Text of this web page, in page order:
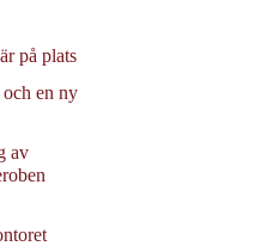
på plats
och en ny
av